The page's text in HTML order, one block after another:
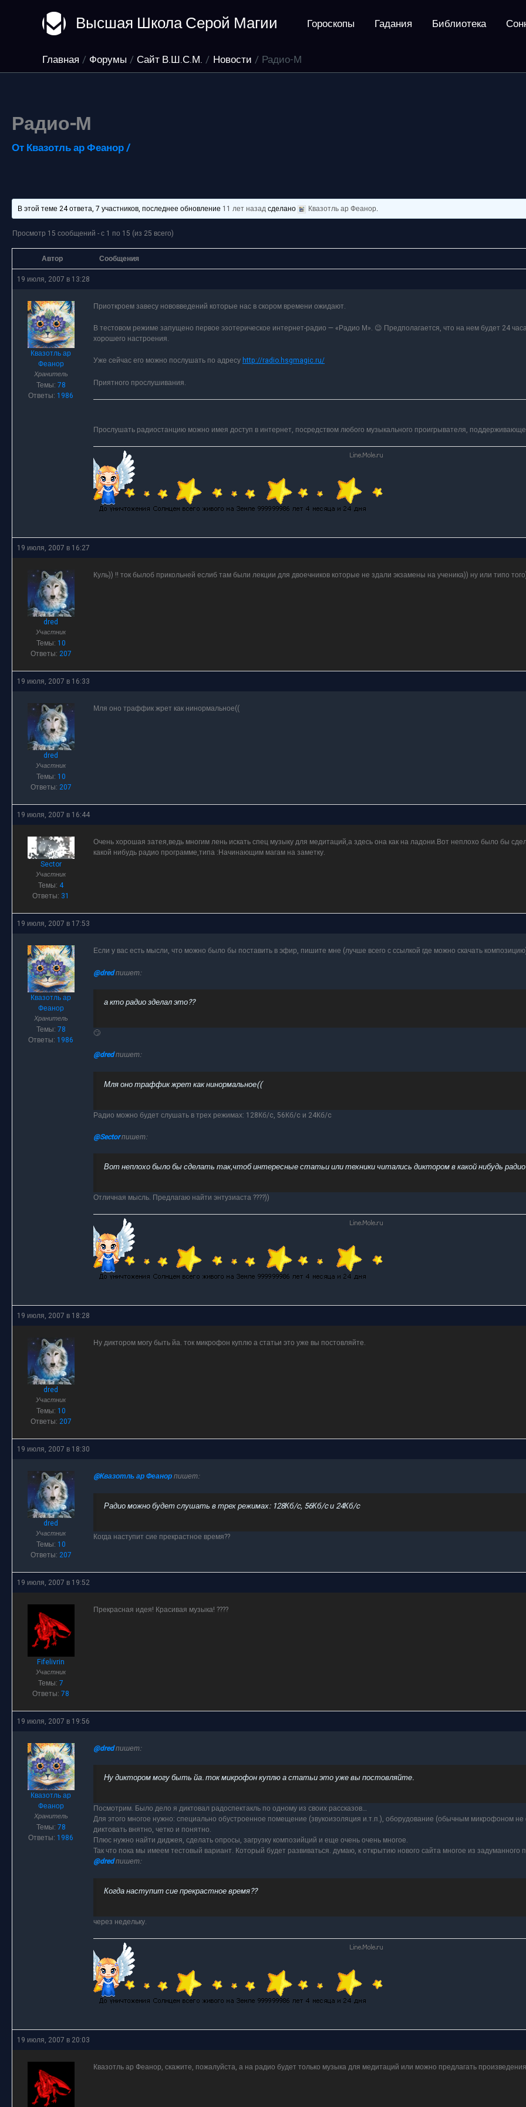
содержимому
Высшая Школа Серой Магии Гороскопы Гадания Библиотека
Главная Форумы Сайт В.Ш.С.М. Новости Радио-М
Радио-М
От Квазотль ар Феанор/
В этой теме 24 ответа, 7 участников, последнее обновление 11 лет назадсделано Квазотль ар Феанор.
Просмотр 15 сообщений - с 1 по 15 (из 25 всего)
Автор
Сообщения
19 июля, 2007 в 13:28
Квазотль ар
Феанор
Хранитель
Темы: 78
Ответы: 1986
Приоткроем завесу нововведений которые нас в скором времени ожидают.
В тестовом режиме запущено первое эзотерическое интернет-радио — «Радио М». 😉 Предполагается, что на нем будет 24
хорошего настроения.
Уже сейчас его можно послушать по адресуhttp://radio.hsgmagic.ru/
Приятного прослушивания.
Прослушать радиостанцию можно имея доступ в интернет, посредством любого музыкального проигрывателя,
19 июля, 2007 в 16:27
dred
Участник
Темы: 10
Ответы: 207
Куль)) !! ток былоб прикольней еслиб там были лекции для двоечников которые не здали экзамены на ученика)) ну или типо
19 июля, 2007 в 16:33
dred
Участник
Темы: 10
Ответы: 207
Мля оно траффик жрет как нинормальное((
19 июля, 2007 в 16:44
Sector
Участник
Темы: 4
Ответы: 31
Очень хорошая затея,ведь многим лень искать спец музыку для медитаций,а здесь она как на ладони.Вот неплохо было бы
какой нибудь радио программе,типа :Начинающим магам на заметку.
19 июля, 2007 в 17:53
Квазотль ар
Феанор
Хранитель
Темы: 78
Ответы: 1986
Если у вас есть мысли, что можно было бы поставить в эфир, пишите мне (лучше всего с ссылкой где можно скачать
@dredпишет:
а кто радио зделал это??
🙄
@dredпишет:
Мля оно траффик жрет как нинормальное((
Радио можно будет слушать в трех режимах: 128Кб/c, 56Кб/c и 24Кб/c
@Sectorпишет:
Вот неплохо было бы сделать так,чтоб интересные статьи или техники читались диктором в какой нибудь
Отличная мысль. Предлагаю найти энтузиаста ????))
19 июля, 2007 в 18:28
dred
Участник
Темы: 10
Ответы: 207
Ну диктором могу быть йа. ток микрофон куплю а статьи это уже вы постовляйте.
19 июля, 2007 в 18:30
dred
Участник
Темы: 10
Ответы: 207
@Квазотль ар Феанорпишет:
Радио можно будет слушать в трех режимах: 128Кб/c, 56Кб/c и 24Кб/c
Когда наступит сие прекрастное время??
19 июля, 2007 в 19:52
Fifelivrin
Участник
Темы: 7
Ответы: 78
Прекрасная идея! Красивая музыка! ????
19 июля, 2007 в 19:56
Квазотль ар
Феанор
Хранитель
Темы: 78
Ответы: 1986
@dredпишет:
Ну диктором могу быть йа. ток микрофон куплю а статьи это уже вы постовляйте.
Посмотрим. Было дело я диктовал радоспектакль по одному из своих рассказов…
Для этого многое нужно: специально обустроенное помещение (звукоизоляция и.т.п.), оборудование (обычным микрофоном
диктовать внятно, четко и понятно.
Плюс нужно найти диджея, сделать опросы, загрузку композийций и еще очень очень многое.
Так что пока мы имеем тестовый вариант. Который будет развиваться. думаю, к открытию нового сайта многое из
@dredпишет:
Когда наступит сие прекрастное время??
через недельку.
19 июля, 2007 в 20:03
Квазотль ар Феанор, скажите, пожалуйста, а на радио будет только музыка для медитаций или можно предлагать произведения